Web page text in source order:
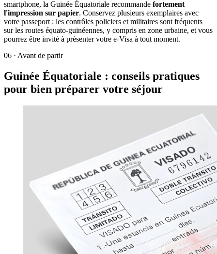
smartphone, la Guinée Équatoriale recommande fortement
l'impression sur papier. Conservez plusieurs exemplaires avec
votre passeport : les contrôles policiers et militaires sont fréquents
sur les routes équato-guinéennes, y compris en zone urbaine, et vous
pourrez être invité à présenter votre e-Visa à tout moment.
06 · Avant de partir
Guinée Équatoriale : conseils pratiques
pour bien préparer votre séjour